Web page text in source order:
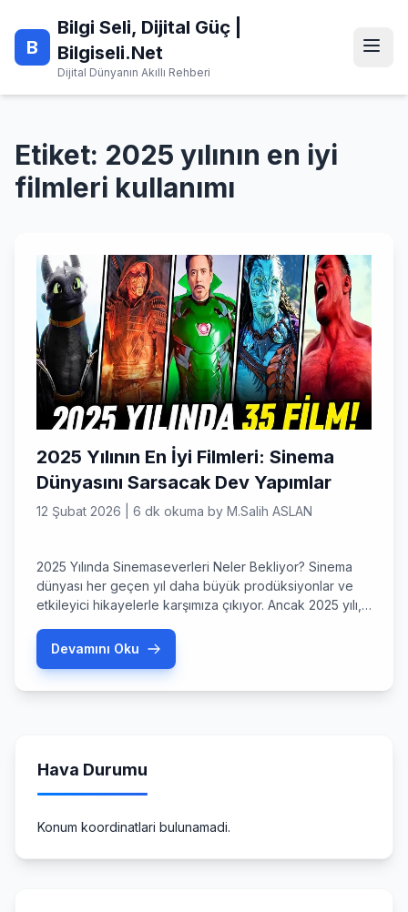
content
B
Bilgi Seli, Dijital Güç |
Bilgiseli.Net
Dijital Dünyanın Akıllı Rehberi
Etiket: 2025 yılının en iyi
filmleri kullanımı
2025 Yılının En İyi Filmleri: Sinema
Dünyasını Sarsacak Dev Yapımlar
12 Şubat 2026 6 dk okuma by M.Salih ASLAN
2025 Yılında Sinemaseverleri Neler Bekliyor? Sinema
dünyası her geçen yıl daha büyük prodüksiyonlar ve
etkileyici hikayelerle karşımıza çıkıyor. Ancak 2025 yılı,
yönetmenlerin yeni projeleriyle son on yılın en iddialı
dönemlerinden biri olmaya aday. 2025 yılının en iyi
Devamını Oku
Hava Durumu
Konum koordinatlari bulunamadi.